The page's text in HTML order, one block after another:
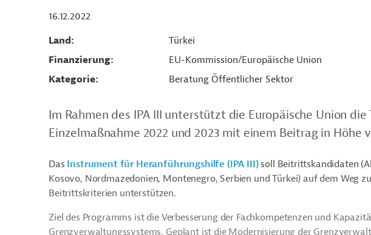
16.12.2022
Land
Türkei
Finanzierung
EU-Kommission/Europäische Union
Kategorie
Beratung Öffentlicher Sektor
Im Rahmen des IPA III unterstützt die Europäische Union
Einzelmaßnahme 2022 und 2023 mit einem Beitrag in Höhe
Das Instrument für Heranführungshilfe (IPA III)soll Beitrittskandidaten
Kosovo, Nordmazedonien, Montenegro, Serbien und Türkei) auf dem Weg
Beitrittskriterien unterstützen.
Ziel des Programms ist die Verbesserung der Fachkompetenzen und
Grenzverwaltungssystems. Geplant ist die Modernisierung der